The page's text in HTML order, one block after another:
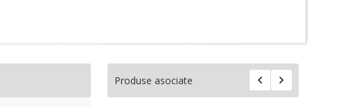
Produse asociate